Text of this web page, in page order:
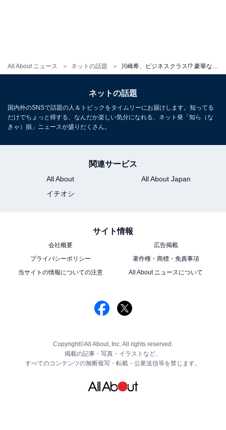
All About ニュース ネットの話題
ネットの話題
国内外のSNSで話題の人＆トピックをタイムリーにお届けします。知ってる
だけでちょっと得する、なんだか楽しい気分になれる、ネット発「知ら（な
きゃ）損」ニュースが盛りだくさん。
関連サービス
All About
All About Japan
イチオシ
サイト情報
会社概要
広告掲載
プライバシーポリシー
著作権・商標・免責事項
当サイトの情報についての注意
All About ニュースについて
Copyright©All About, Inc. All rights reserved.
掲載の記事・写真・イラストなど、
すべてのコンテンツの無断複写・転載・公衆送信等を禁じます。